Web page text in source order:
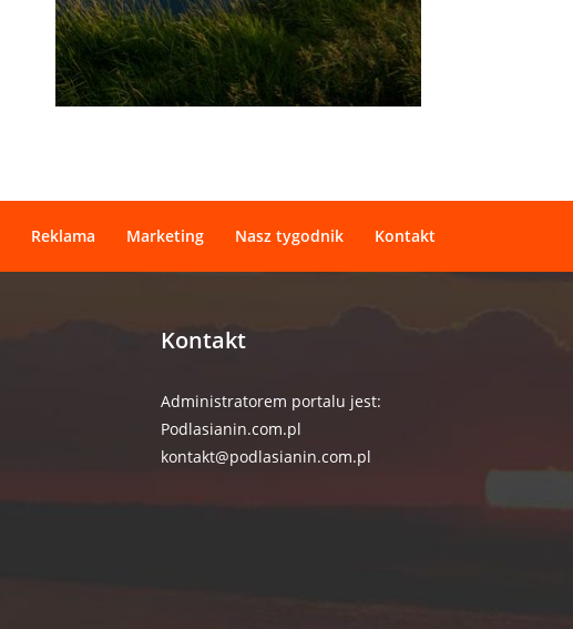
Reklama Marketing Nasz tygodnik Kontakt
Kontakt
Administratorem portalu jest:
Podlasianin.com.pl
kontakt@podlasianin.com.pl